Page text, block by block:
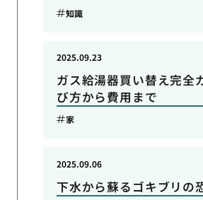
知識
ガス給湯器買い替え完全
び方から費用まで
2025.09.23
家
下水から蘇るゴキブリの
2025.09.06